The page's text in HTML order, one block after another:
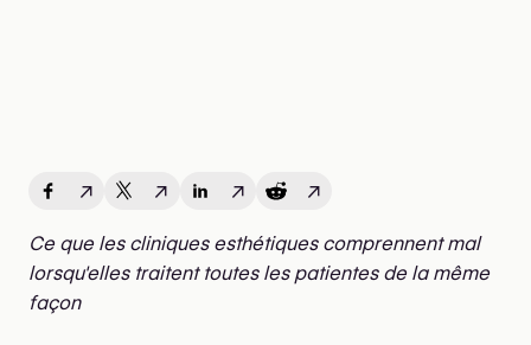
↗ ↗ ↗ ↗
Ce que les cliniques esthétiques comprennent mal
lorsqu'elles traitent toutes les patientes de la même
façon